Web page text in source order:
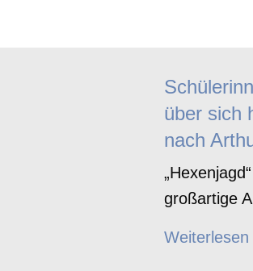
über sich
nach
großartige
Weiterlesen